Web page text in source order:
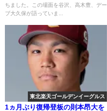
ちました。この場面を谷沢、高木豊、デー
ブ大久保が語っていま...
東北楽天ゴールデンイーグルス
1ヵ月ぶり復帰登板の則本昂大を